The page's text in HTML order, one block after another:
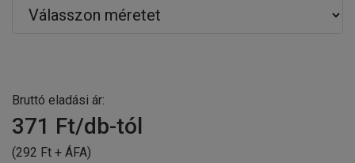
Bruttó eladási ár:
371 Ft/db-tól
(292 Ft + ÁFA)